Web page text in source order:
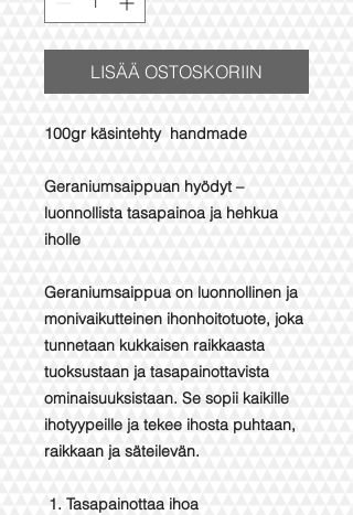
LISÄÄ OSTOSKORIIN
100gr käsintehty handmade
Geraniumsaippuan hyödyt –
luonnollista tasapainoa ja hehkua
iholle
Geraniumsaippua on luonnollinen ja
monivaikutteinen ihonhoitotuote, joka
tunnetaan kukkaisen raikkaasta
tuoksustaan ja tasapainottavista
ominaisuuksistaan. Se sopii kaikille
ihotyypeille ja tekee ihosta puhtaan,
raikkaan ja säteilevän.
1. Tasapainottaa ihoa